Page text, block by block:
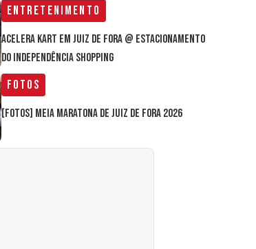
Entretenimento
Acelera Kart em Juiz de Fora @ estacionamento
do Independência Shopping
Fotos
[FOTOS] Meia Maratona de Juiz de Fora 2026